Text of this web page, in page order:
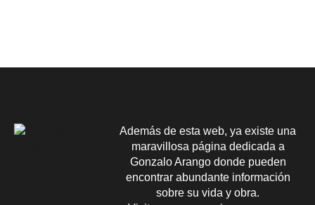
Además de esta web, ya existe una
maravillosa página dedicada a
Gonzalo Arango donde pueden
encontrar abundante información
sobre su vida y obra.